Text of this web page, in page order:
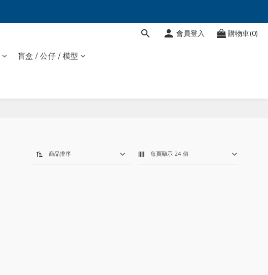
會員登入 購物車(0)
盲盒 / 公仔 / 模型
商品排序 每頁顯示 24 個